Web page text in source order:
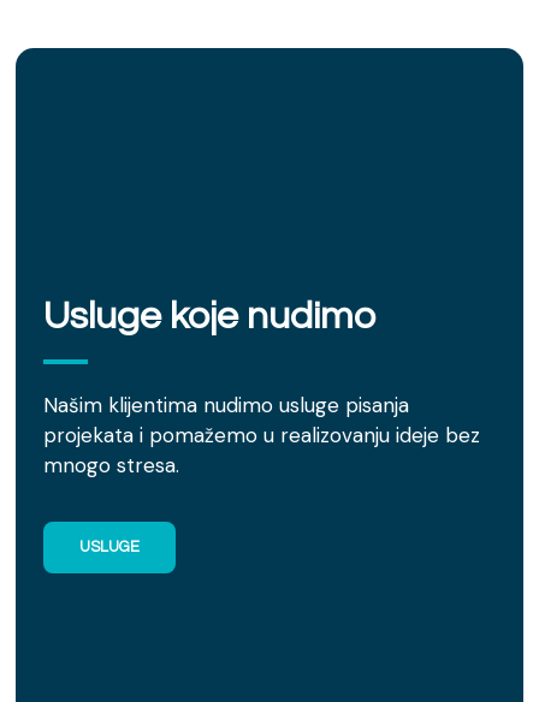
Usluge koje nudimo
Našim klijentima nudimo usluge pisanja
projekata i pomažemo u realizovanju ideje bez
mnogo stresa.
USLUGE